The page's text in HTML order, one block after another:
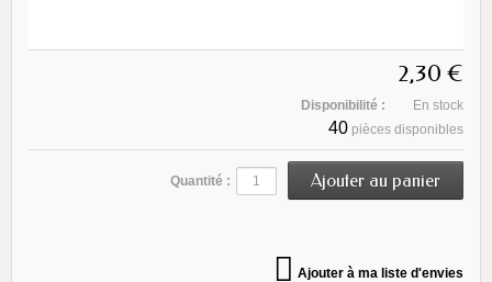
2,30 €
Disponibilité : En stock
40 pièces disponibles
Quantité :
Ajouter à ma liste d'envies